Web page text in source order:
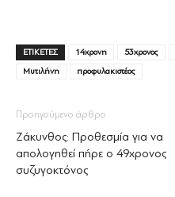
ΕΤΙΚΕΤΕΣ 14χρονη 53χρονος
Μυτιλήνη
προφυλακιστέος
Προηγούμενο άρθρο
Ζάκυνθος: Προθεσμία για να
απολογηθεί πήρε ο 49χρονος
συζυγοκτόνος